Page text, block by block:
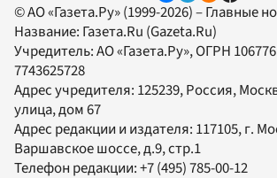
© АО «Газета.Ру» (1999-2026) – Главные
Название: Газета.Ru (Gazeta.Ru)
Учредитель:АО «Газета.Ру», ОГРН
7743625728
Адрес учредителя: 125239, Россия,
улица, дом 67
Адрес редакции и издателя: 117105, г.
Варшавское шоссе, д.9, стр.1
Телефон редакции:+7 (495) 785-00-12